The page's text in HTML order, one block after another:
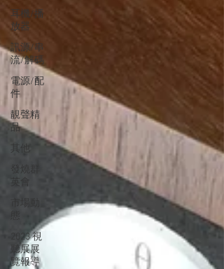
耳機/播
放器
訊源/串
流/解碼
電源/配
件
靚聲精
品
其他
市場動
2023 視
聽展展
覽報導